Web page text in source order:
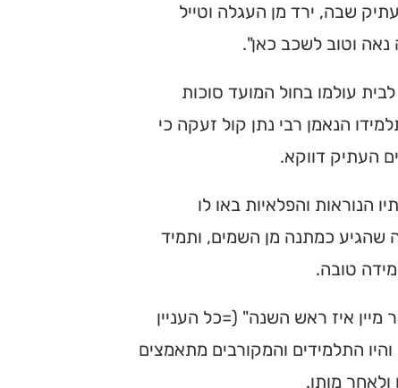
שבה, ירד מן העגלה וטייל
נאה וטוב לשכב כאן".
עולמו בחול המועד סוכות
הנאמן רבי נתן קול זעקה כי
העתיק דווקא.
הנוראות והפלאיות באו לו
שהגיע כמתנה מן השמים, ותמיד
טובה.
מיין איז ראש השנה" (=כל העניין
התלמידים והמקורבים מתאמצים
ולאחר מותו.